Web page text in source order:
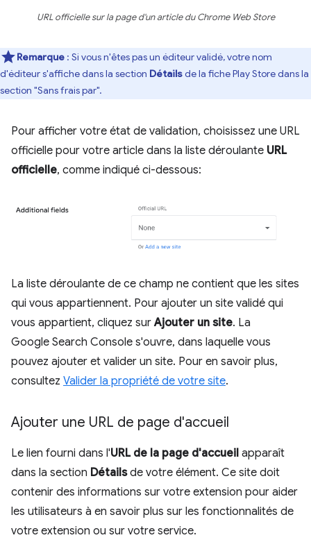
URL officielle sur la page d'un article du Chrome Web Store
Remarque : Si vous n'êtes pas un éditeur validé, votre nom
d'éditeur s'affiche dans la section Détailsde la fiche Play Store dans la
section "Sans frais par".
Pour afficher votre état de validation, choisissez une URL
officielle pour votre article dans la liste déroulante URL
officielle, comme indiqué ci-dessous:
La liste déroulante de ce champ ne contient que les sites
qui vous appartiennent. Pour ajouter un site validé qui
vous appartient, cliquez surAjouter un site. La
Google Search Console s'ouvre, dans laquelle vous
pouvez ajouter et valider un site. Pour en savoir plus,
consultez Valider la propriété de votre site.
Ajouter une URL de page d'accueil
Le lien fourni dans l'URL de la page d'accueil apparaît
dans la section Détailsde votre élément. Ce site doit
contenir des informations sur votre extension pour aider
les utilisateurs à en savoir plus sur les fonctionnalités de
votre extension ou sur votre service.